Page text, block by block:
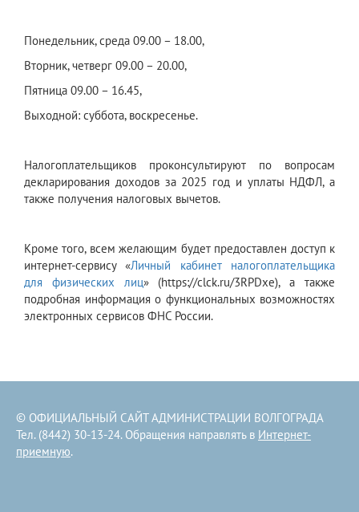
Понедельник, среда 09.00 – 18.00,
Вторник, четверг 09.00 – 20.00,
Пятница 09.00 – 16.45,
Выходной: суббота, воскресенье.
Налогоплательщиков проконсультируют по вопросам
декларирования доходов за 2025 год и уплаты НДФЛ, а
также получения налоговых вычетов.
Кроме того, всем желающим будет предоставлен доступ к
интернет-сервису «Личный кабинет налогоплательщика
для физических лиц» (https://clck.ru/3RPDxe), а также
подробная информация о функциональных возможностях
электронных сервисов ФНС России.
© ОФИЦИАЛЬНЫЙ САЙТ АДМИНИСТРАЦИИ ВОЛГОГРАДА
Тел. (8442) 30-13-24. Обращения направлять в Интернет-
приемную.